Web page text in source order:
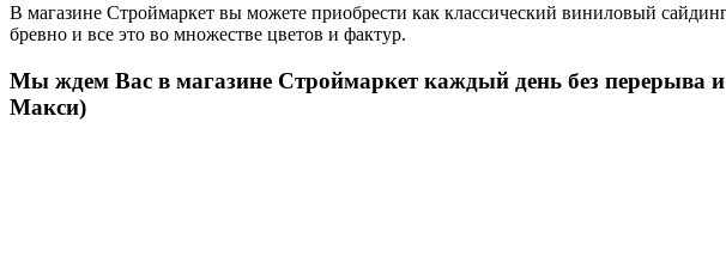
В магазине Строймаркет вы можете приобрести как классический виниловый
бревно и все это во множестве цветов и фактур.
Мы ждем Вас в магазине Строймаркет каждый день без перерыва
Макси)